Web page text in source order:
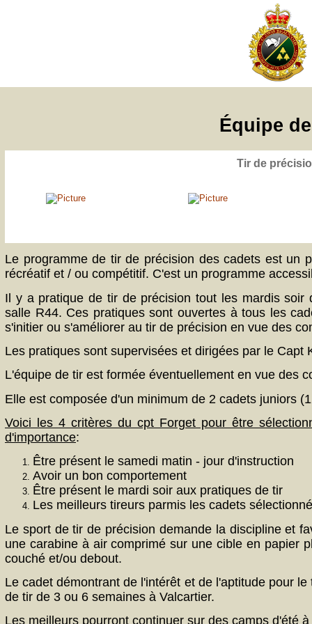
Équipe
Tir de
Le programme de tir de précision des cadets est un
récréatif et / ou compétitif. C'est un programme
Il y a pratique de tir de précision tout les mardis
salle R44. Ces pratiques sont ouvertes à tous les
s'initier ou s'améliorer au tir de précision en vue des
Les pratiques sont supervisées et dirigées par le Capt
L'équipe de tir est formée éventuellement en vue des
Elle est composée d'un minimum de 2 cadets juniors
Voici les 4 critères du cpt Forget pour être
d'importance:
Être présent le samedi matin - jour d'instruction
Avoir un bon comportement
Être présent le mardi soir aux pratiques de tir
Les meilleurs tireurs parmis les cadets
Le sport de tir de précision demande la discipline et
une carabine à air comprimé sur une cible en papier
couché et/ou debout.
Le cadet démontrant de l'intérêt et de l'aptitude pour
de tir de 3 ou 6 semaines à Valcartier.
Les meilleurs pourront continuer sur des camps d'été